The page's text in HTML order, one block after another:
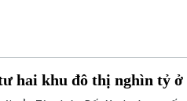
hai khu đô thị nghìn tỷ ở